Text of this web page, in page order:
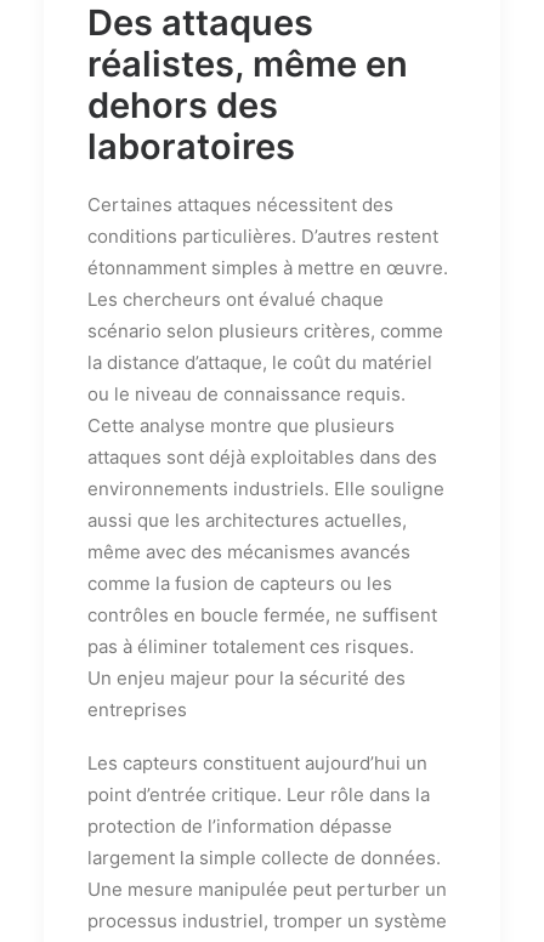
Des attaques
réalistes, même en
dehors des
laboratoires
Certaines attaques nécessitent des
conditions particulières. D’autres restent
étonnamment simples à mettre en œuvre.
Les chercheurs ont évalué chaque
scénario selon plusieurs critères, comme
la distance d’attaque, le coût du matériel
ou le niveau de connaissance requis.
Cette analyse montre que plusieurs
attaques sont déjà exploitables dans des
environnements industriels. Elle souligne
aussi que les architectures actuelles,
même avec des mécanismes avancés
comme la fusion de capteurs ou les
contrôles en boucle fermée, ne suffisent
pas à éliminer totalement ces risques.
Un enjeu majeur pour la sécurité des
entreprises
Les capteurs constituent aujourd’hui un
point d’entrée critique. Leur rôle dans la
protection de l’information dépasse
largement la simple collecte de données.
Une mesure manipulée peut perturber un
processus industriel, tromper un système